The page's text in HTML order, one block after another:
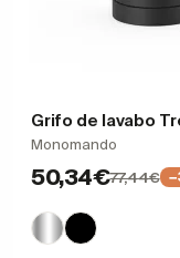
Grifo de lavabo
Monomando
50,34€77,44€